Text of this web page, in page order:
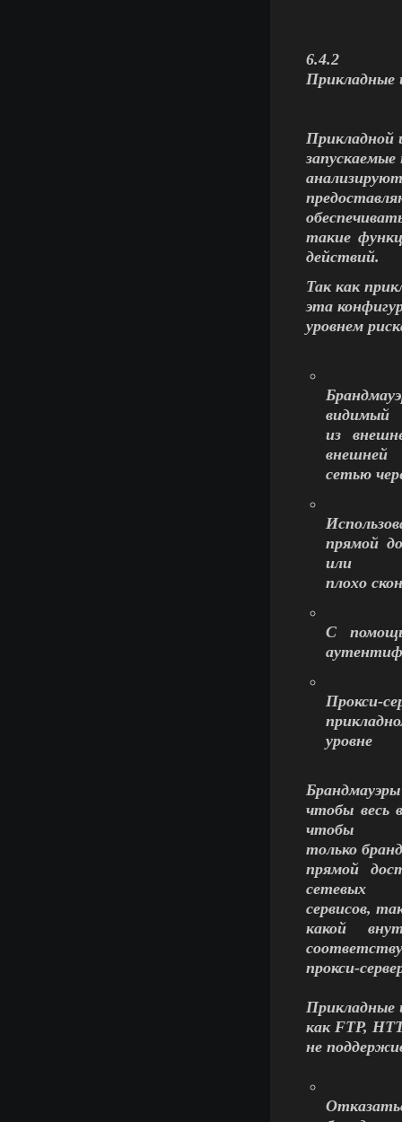
6.4.2
Прикладной
такие
действий.
Так как
эта
уровнем
видимый
из
внешней
сетью
прямой
или
плохо
С
Прокси-
уровне
чтобы весь
чтобы
только
прямой
сетевых
сервисов,
какой
прокси-
Прикладные
как FTP,
не